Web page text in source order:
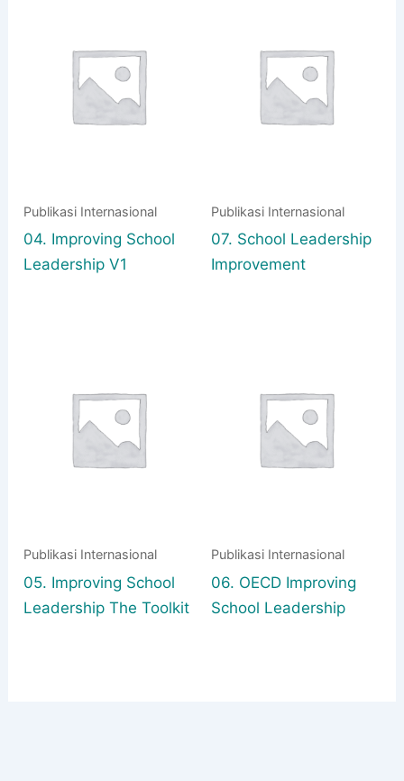
Publikasi Internasional
04. Improving School
Leadership V1
Publikasi Internasional
07. School Leadership
Improvement
Publikasi Internasional
05. Improving School
Leadership The Toolkit
Publikasi Internasional
06. OECD Improving
School Leadership